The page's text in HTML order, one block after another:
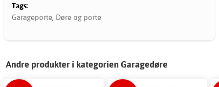
Tags:
Garageporte, Døre og porte
Andre produkter i kategorien Garagedøre